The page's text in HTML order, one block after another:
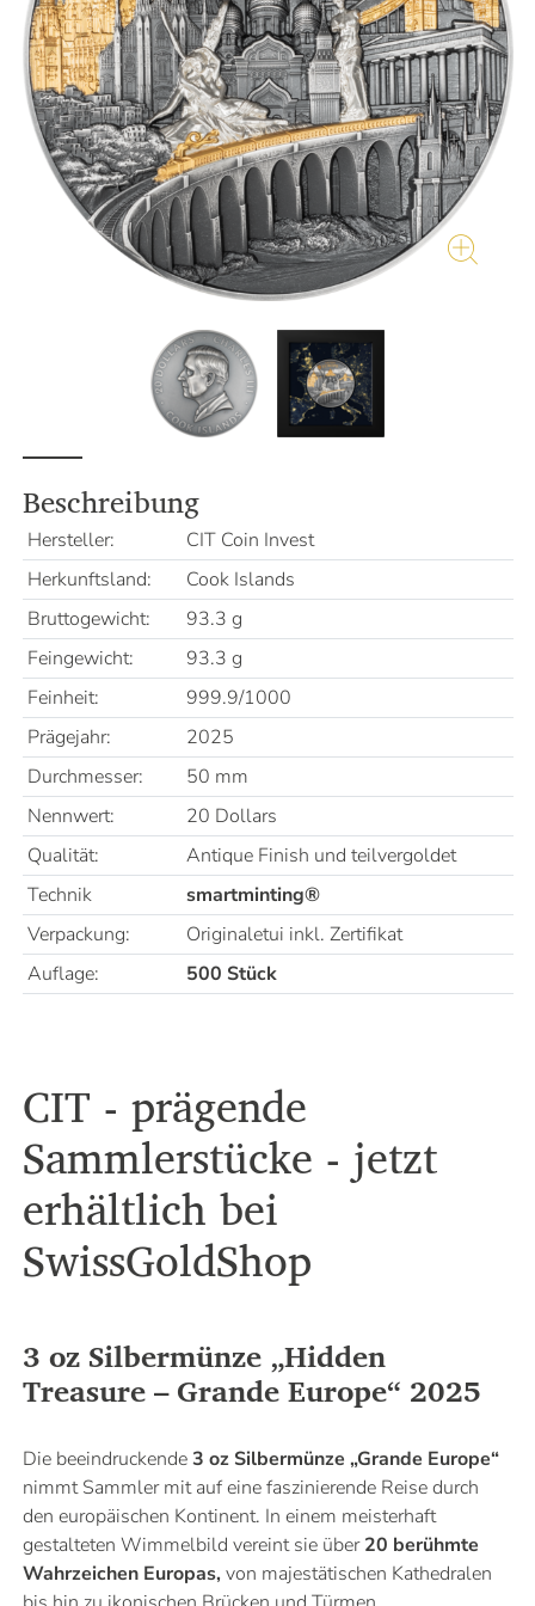
Beschreibung
Hersteller:
CIT Coin Invest
Herkunftsland:
Cook Islands
Bruttogewicht:
93.3 g
Feingewicht:
93.3 g
Feinheit:
999.9/1000
Prägejahr:
2025
Durchmesser:
50 mm
Nennwert:
20 Dollars
Qualität:
Antique Finish und teilvergoldet
Technik
smartminting®
Verpackung:
Originaletui inkl. Zertifikat
Auflage:
500 Stück
CIT - prägende
Sammlerstücke - jetzt
erhältlich bei
SwissGoldShop
3 oz Silbermünze „Hidden
Treasure – Grande Europe“ 2025
Die beeindruckende3 oz Silbermünze „Grande Europe“
nimmt Sammler mit auf eine faszinierende Reise durch
den europäischen Kontinent. In einem meisterhaft
gestalteten Wimmelbild vereint sie über20 berühmte
Wahrzeichen Europas, von majestätischen Kathedralen